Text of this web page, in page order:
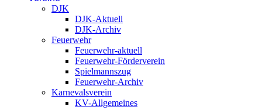
DJK
DJK-Aktuell
DJK-Archiv
Feuerwehr
Feuerwehr-aktuell
Feuerwehr-Förderverein
Spielmannszug
Feuerwehr-Archiv
Karnevalsverein
KV-Allgemeines